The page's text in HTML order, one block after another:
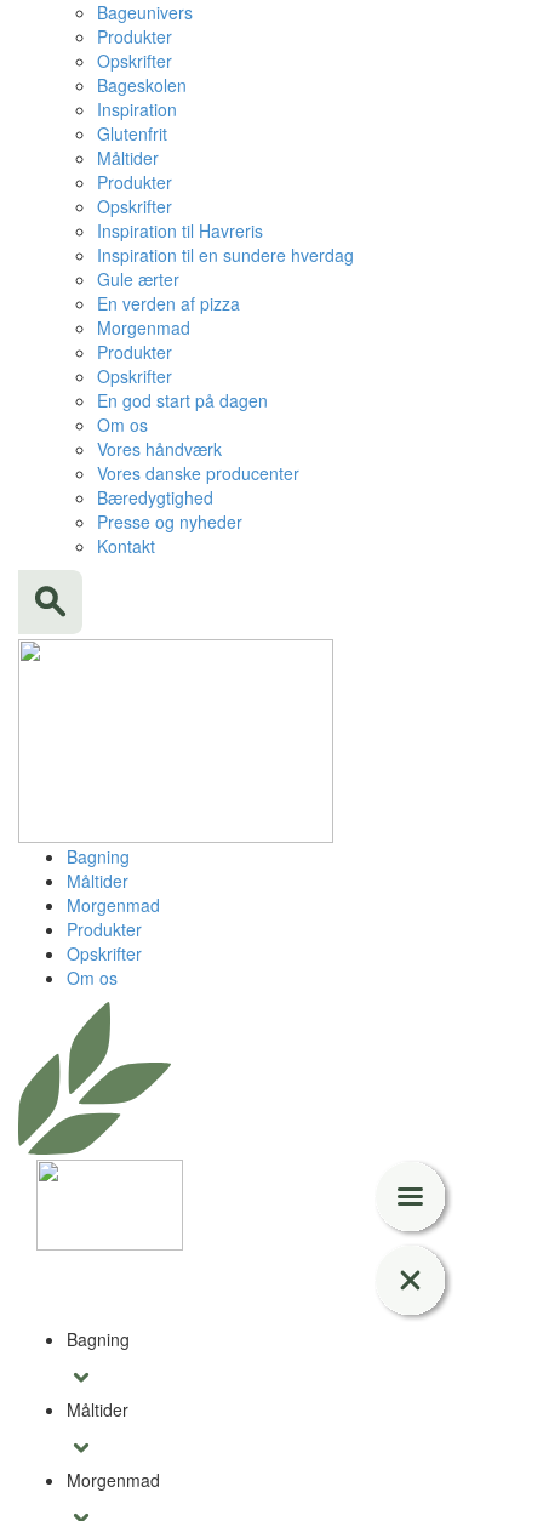
Bageunivers
Produkter
Opskrifter
Bageskolen
Inspiration
Glutenfrit
Måltider
Produkter
Opskrifter
Inspiration til Havreris
Inspiration til en sundere hverdag
Gule ærter
En verden af pizza
Morgenmad
Produkter
Opskrifter
En god start på dagen
Om os
Vores håndværk
Vores danske producenter
Bæredygtighed
Presse og nyheder
Kontakt
Bagning
Måltider
Morgenmad
Produkter
Opskrifter
Om os
Bagning
Måltider
Morgenmad